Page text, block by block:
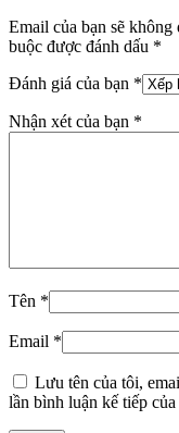
Email của bạn sẽ
buộc được đánh dấu *
Đánh giá của bạn *
Nhận xét của bạn *
Tên *
Email *
Lưu tên của tôi,
lần bình luận kế tiếp của